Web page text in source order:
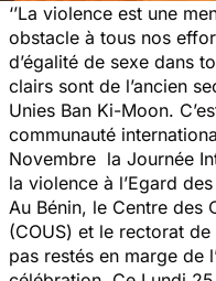
‘’La violence est une
obstacle à tous nos
d’égalité de sexe dans
clairs sont de l’ancien
Unies Ban Ki-Moon.
communauté
Novembre la Journée
la violence à l’Egard
Au Bénin, le Centre
(COUS) et le rectorat
pas restés en marge de